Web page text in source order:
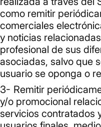
como remitir
comerciales
y noticias
profesional de sus
asociadas, salvo que
usuario se oponga o
Remitir
y/o promocional
servicios contratados